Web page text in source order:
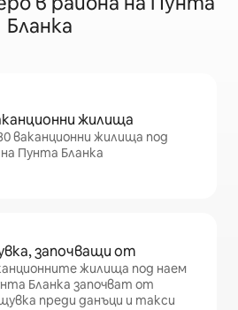
Бланка
жилища
ваканционни жилища под
Пунта Бланка
започващи от
жилища под наем
Бланка започват от
преди данъци и такси